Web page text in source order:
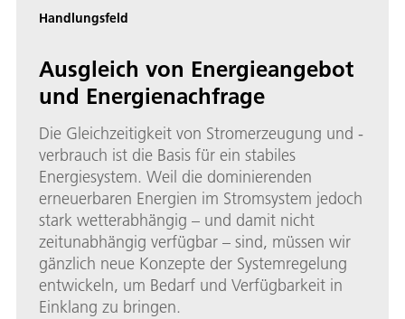
Handlungsfeld
Ausgleich von Energieangebot
und Energienachfrage
Die Gleichzeitigkeit von Stromerzeugung und -
verbrauch ist die Basis für ein stabiles
Energiesystem. Weil die dominierenden
erneuerbaren Energien im Stromsystem jedoch
stark wetterabhängig – und damit nicht
zeitunabhängig verfügbar – sind, müssen wir
gänzlich neue Konzepte der Systemregelung
entwickeln, um Bedarf und Verfügbarkeit in
Einklang zu bringen.